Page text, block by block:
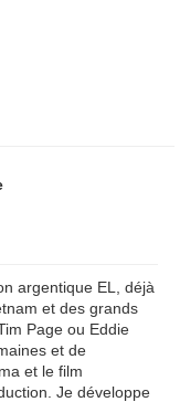
argentique EL, déjà
et des grands
Page ou Eddie
et de
et le film
Je développe